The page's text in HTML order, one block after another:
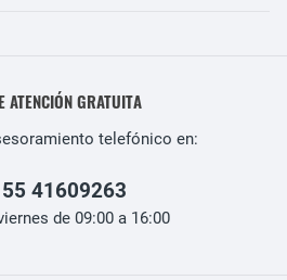
ATENCIÓN GRATUITA
telefónico en:
41609263
de 09:00 a 16:00